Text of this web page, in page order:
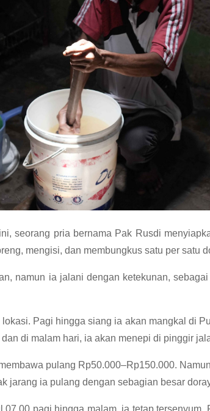
seorang pria bernama Pak Rusdi
mengisi, dan membungkus satu per satu
namun ia jalani dengan ketekunan,
Pagi hingga siang ia akan mangkal di
di malam hari, ia akan menepi di pinggir
pulang Rp50.000–Rp150.000.
jarang ia pulang dengan sebagian besar
07.00 pagi hingga malam, ia tetap tersenyum.